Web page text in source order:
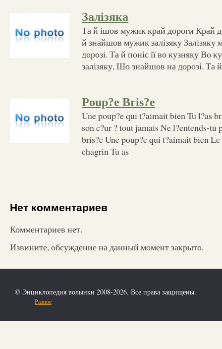
Залізяка
Та й ішов мужик край дороги Край
й знайшов мужик залізяку
дорозі. Та й поніс її во кузняку Во
залізяку, Шо знайшов на дорозі. Та й
Poup?e Bris?e
Une poup?e qui t?aimait bien Tu l?as
son c?ur ? tout jamais Ne l?entends-tu
bris?e Une poup?e qui t?aimait bien
chagrin Tu as
Нет комментариев
Комментариев нет.
Извините, обсуждение на данный момент закрыто.
© Энциклопедия волынки 2008-2026. Все права защищены.
Разное